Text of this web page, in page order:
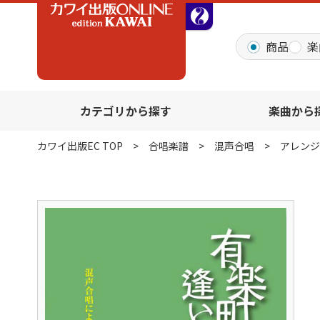
商品
カテゴリから探す 楽曲から
カワイ出版EC TOP 合唱楽譜 混声合唱 アレン